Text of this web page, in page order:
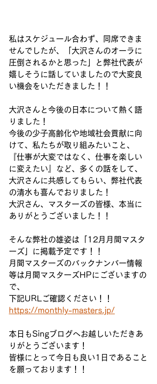
私はスケジュール合わず、同席できま
せんでしたが、「大沢さんのオーラに
圧倒されるかと思った」と弊社代表が
嬉しそうに話していましたので大変良
い機会をいただきました！！
大沢さんと今後の日本について熱く語
りました！
今後の少子高齢化や地域社会貢献に向
けて、私たちが取り組みたいこと、
『仕事が大変ではなく、仕事を楽しい
に変えたい』など、多くの話をして、
大沢さんに共感してもらい、弊社代表
の清水も喜んでおりました！
大沢さん、マスターズの皆様、本当に
ありがとうございました！！
そんな弊社の雄姿は「12月月間マスタ
ーズ」に掲載予定です！！
月間マスターズのバックナンバー情報
等は月間マスターズHPにございますの
で、
下記URLご確認ください！！
https://monthly-masters.jp/
本日もSingブログへお越しいただきあ
りがとうございます！
皆様にとって今日も良い1日であること
を願っております！！